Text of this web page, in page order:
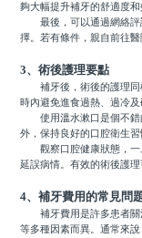
夠大幅提升補牙的舒適度
最後，可以通過網絡評
擇。若有條件，親自前往
3、術後護理要點
補牙後，術後的護理同
時內避免進食過熱、過冷
使用溫水漱口是個不錯
外，保持良好的口腔衛生
觀察口腔健康狀態，一
延誤病情。有效的術後護
4、補牙費用的常見問
補牙費用是許多患者關
等多種因素而異。通常來